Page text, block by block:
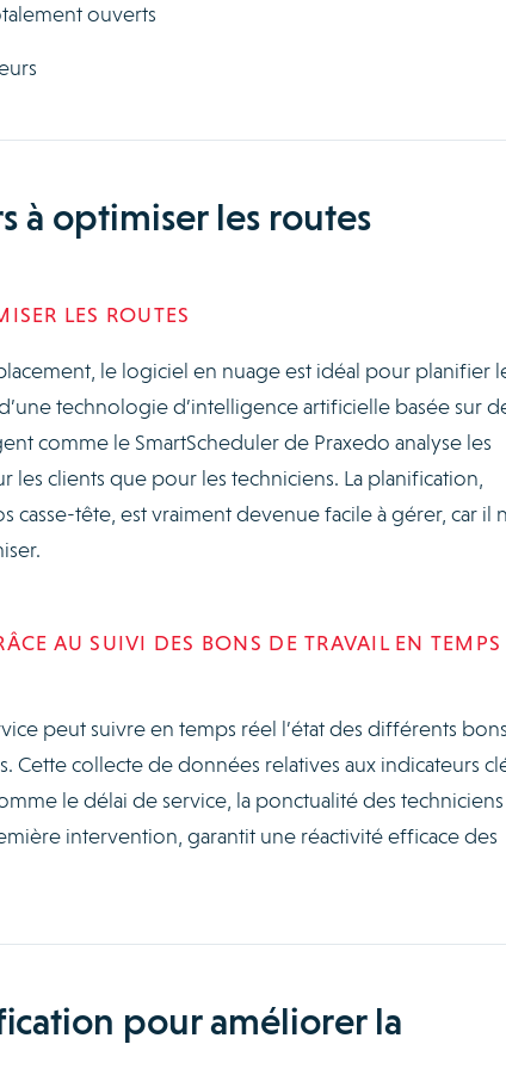
ouverts
à optimiser les routes
LES ROUTES
le logiciel en nuage est idéal pour planifier
technologie d’intelligence artificielle basée sur
comme le SmartScheduler de Praxedo analyse les
clients que pour les techniciens. La planification,
tête, est vraiment devenue facile à gérer, car il
AU SUIVI DES BONS DE TRAVAIL EN TEMPS
peut suivre en temps réel l’état des différents
Cette collecte de données relatives aux indicateurs
le délai de service, la ponctualité des
intervention, garantit une réactivité efficace des
pour améliorer la